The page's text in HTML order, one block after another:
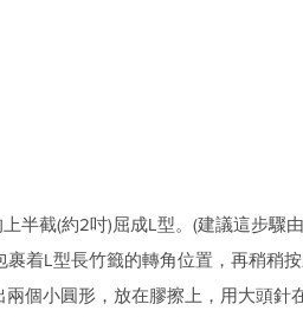
半截(約2吋)屈成L型。(建議這步驟
着L型長竹籤的轉角位置，再稍稍按
個小圓形，放在膠擦上，用大頭針